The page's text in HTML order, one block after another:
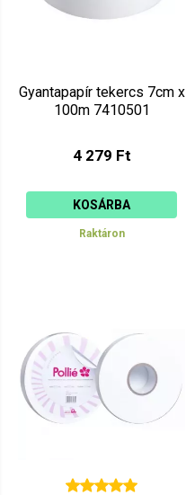
Gyantapapír tekercs 7cm x
100m 7410501
4 279 Ft
KOSÁRBA
Raktáron